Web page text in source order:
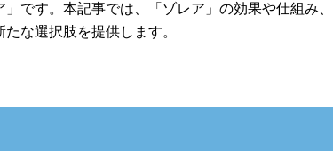
です。本記事では、「ゾレア」の効果や仕組み
な選択肢を提供します。